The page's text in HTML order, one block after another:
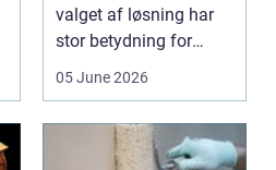
valget af løsning har
stor betydning for
b&a...
05 June 2026